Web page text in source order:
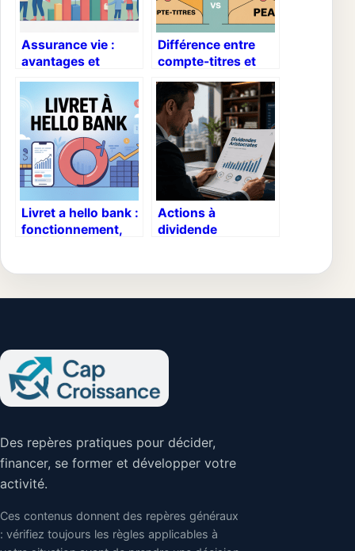
Assurance vie :
avantages et
inconvénients
clairement
expliqués
Différence entre
compte-titres et
pea : comment
choisir le bon
support ?
Livret a hello bank :
fonctionnement,
Actions à
dividende
piliers pour
Des repères pratiques pour décider,
financer, se former et développer votre
activité.
Ces contenus donnent des repères généraux
: vérifiez toujours les règles applicables à